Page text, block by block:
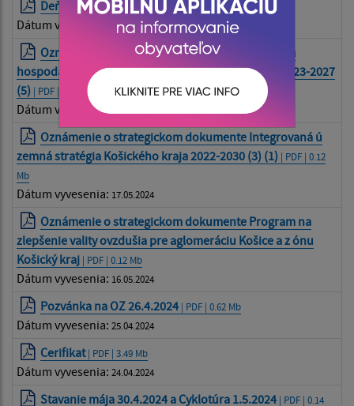
Deň detí 9.6.2024 | PDF | 0.33 Mb
Dátum vyvesenia: 31.05.2024
Oznámenie o strategickom dokumente Program
hospodárskeho a sociálneho rozvoja KSK na roky 2023-2027
(5) | PDF | 0.12 Mb
Dátum vyvesenia:
Oznámenie o strategickom dokumente Integrovaná ú
zemná stratégia Košického kraja 2022-2030 (3) (1) | PDF | 0.12
Mb
Dátum vyvesenia: 17.05.2024
Oznámenie o strategickom dokumente Program na
zlepšenie vality ovzdušia pre aglomeráciu Košice a z ónu
Košický kraj | PDF | 0.12 Mb
Dátum vyvesenia: 16.05.2024
Pozvánka na OZ 26.4.2024 | PDF | 0.62 Mb
Dátum vyvesenia: 25.04.2024
Cerifikat| PDF | 3.49 Mb
Dátum vyvesenia: 24.04.2024
Stavanie mája 30.4.2024 a Cyklotúra 1.5.2024 | PDF | 0.14